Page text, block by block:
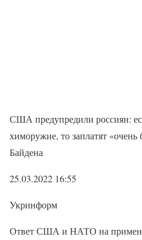
США предупредили россиян:
химоружие, то заплатят
Байдена
25.03.2022 16:55
Укринформ
Ответ США и НАТО на